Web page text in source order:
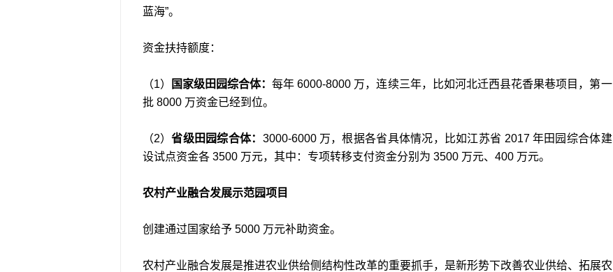
蓝海”。
资金扶持额度：
（1） 国家级田园综合体：每年 6000-8000 万，连续三年，比如河北迁西县花香果巷项目，第一
批 8000 万资金已经到位。
（2）省级田园综合体： 3000-6000 万，根据各省具体情况，比如江苏省 2017 年田园综合体建
设试点资金各 3500 万元，其中：专项转移支付资金分别为 3500 万元、400 万元。
农村产业融合发展示范园项目
创建通过国家给予 5000 万元补助资金。
农村产业融合发展是推进农业供给侧结构性改革的重要抓手，是新形势下改善农业供给、拓展农